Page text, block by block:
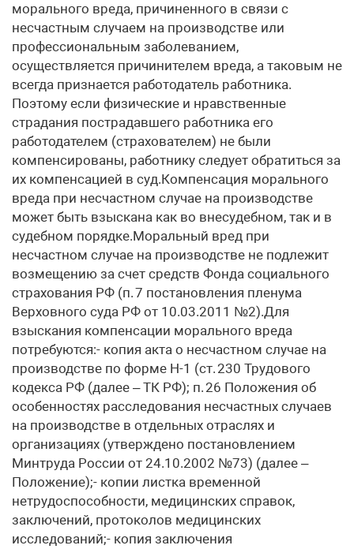
морального вреда, причиненного в связи с
несчастным случаем на производстве или
профессиональным заболеванием,
осуществляется причинителем вреда, а таковым не
всегда признается работодатель работника.
Поэтому если физические и нравственные
страдания пострадавшего работника его
работодателем (страхователем) не были
компенсированы, работнику следует обратиться за
их компенсацией в суд.Компенсация морального
вреда при несчастном случае на производстве
может быть взыскана как во внесудебном, так и в
судебном порядке.Моральный вред при
несчастном случае на производстве не подлежит
возмещению за счет средств Фонда социального
страхования РФ (п. 7 постановления пленума
Верховного суда РФ от 10.03.2011 №2).Для
взыскания компенсации морального вреда
потребуются:- копия акта о несчастном случае на
производстве по форме Н-1 (ст. 230 Трудового
кодекса РФ (далее – ТК РФ); п. 26 Положения об
особенностях расследования несчастных случаев
на производстве в отдельных отраслях и
организациях (утверждено постановлением
Минтруда России от 24.10.2002 №73) (далее –
Положение);- копии листка временной
нетрудоспособности, медицинских справок,
заключений, протоколов медицинских
исследований;- копия заключения